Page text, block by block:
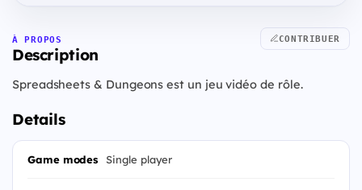
À PROPOS
Description
CONTRIBUER
Spreadsheets & Dungeons est un jeu vidéo de rôle.
Details
Game modes Single player